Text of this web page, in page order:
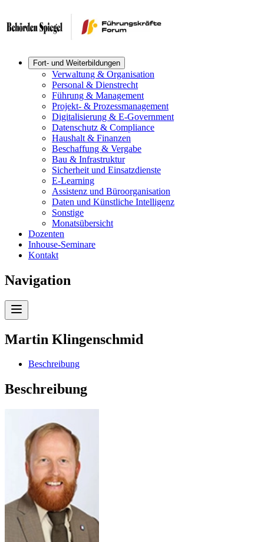
Fort- und Weiterbildungen
Verwaltung & Organisation
Personal & Dienstrecht
Führung & Management
Projekt- & Prozessmanagement
Digitalisierung & E-Government
Datenschutz & Compliance
Haushalt & Finanzen
Beschaffung & Vergabe
Bau & Infrastruktur
Sicherheit und Einsatzdienste
E-Learning
Assistenz und Büroorganisation
Daten und Künstliche Intelligenz
Sonstige
Monatsübersicht
Dozenten
Inhouse-Seminare
Kontakt
Navigation
Martin Klingenschmid
Beschreibung
Beschreibung